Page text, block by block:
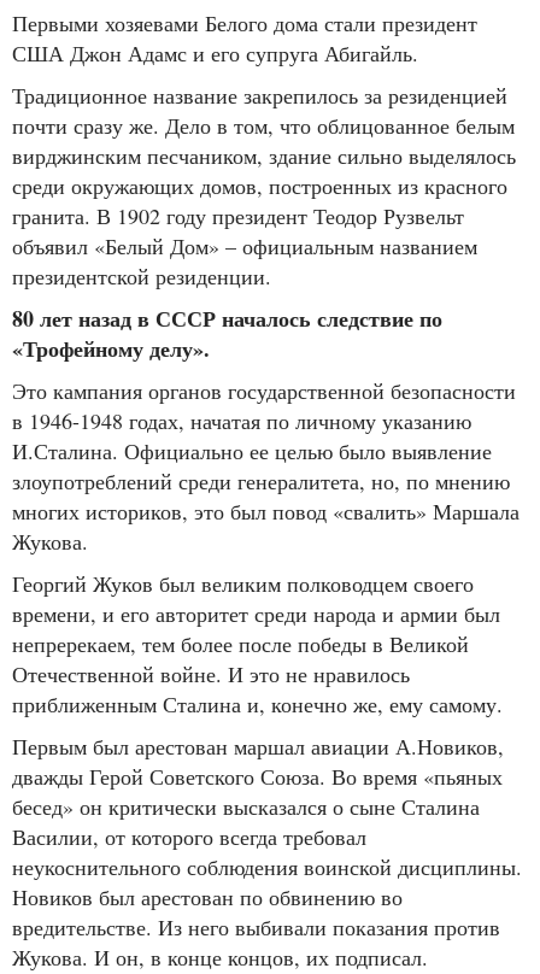
Первыми хозяевами Белого дома стали президент
США Джон Адамс и его супруга Абигайль.
Традиционное название закрепилось за резиденцией
почти сразу же. Дело в том, что облицованное белым
вирджинским песчаником, здание сильно выделялось
среди окружающих домов, построенных из красного
гранита. В 1902 году президент Теодор Рузвельт
объявил «Белый Дом» – официальным названием
президентской резиденции.
80 лет назад в СССР началось следствие по
«Трофейному делу».
Это кампания органов государственной безопасности
в 1946-1948 годах, начатая по личному указанию
И.Сталина. Официально ее целью было выявление
злоупотреблений среди генералитета, но, по мнению
многих историков, это был повод «свалить» Маршала
Жукова.
Георгий Жуков был великим полководцем своего
времени, и его авторитет среди народа и армии был
непререкаем, тем более после победы в Великой
Отечественной войне. И это не нравилось
приближенным Сталина и, конечно же, ему самому.
Первым был арестован маршал авиации А.Новиков,
дважды Герой Советского Союза. Во время «пьяных
бесед» он критически высказался о сыне Сталина
Василии, от которого всегда требовал
неукоснительного соблюдения воинской дисциплины.
Новиков был арестован по обвинению во
вредительстве. Из него выбивали показания против
Жукова. И он, в конце концов, их подписал.